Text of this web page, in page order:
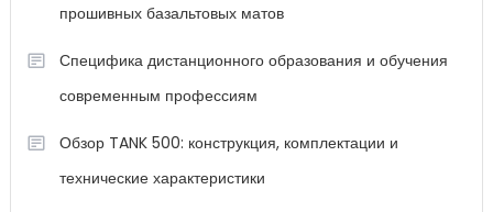
прошивных базальтовых матов
Специфика дистанционного образования и обучения
современным профессиям
Обзор TANK 500: конструкция, комплектации и
технические характеристики